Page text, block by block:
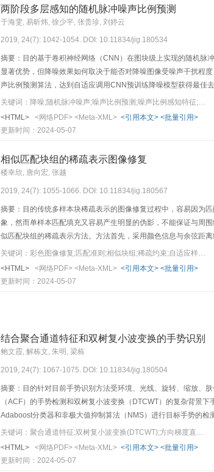
两阶段多层感知的随机脉冲噪声比例预测
于海雯, 易昕炜, 徐少平, 张贵珍, 刘婷云
2019, 24(7): 1042-1054. DOI: 10.11834/jig.180534
摘要：目的基于卷积神经网络（CNN）在图块级上实现的随机脉
显著优势，但降噪效果如何取决于能否对降噪图像受噪声干扰程
声比例预测算法，达到自适应调用CNN预训练降噪模型获得最佳
构成噪声图像集合；其次，基于视觉码本（visual codebook）采
冲噪声干扰程度的特征值构成特征矢量；再次，将从噪声图像
比例预测模型，实现从特征矢量到噪声比例值的映射（预测）；
本文算法在大多数噪声比例下的预测误差小于2%，降噪效果（
仅需3 s左右。结论本文提出的RVIN噪声比例预测算法在各个噪
关键词：降噪;随机脉冲噪声;噪声比例预测;噪声比例感知特征;多层感知网络;计算效率
<HTML>
<网络PDF> <Meta-XML> <引用本文> <批量引用>
更新时间：2024-05-07
相似匹配块组的稀疏表示图像修复
楼幸欣, 唐向宏, 张越
2019, 24(7): 1055-1066. DOI: 10.11834/jig.180567
摘要：目的传统多样本块稀疏表示的图像修复过程中，容易因为
象，然而单样本匹配填充又容易产生明显的伪影，不能保证与周
似匹配块组的稀疏表示方法。方法首先，采用颜色信息与余弦距
的匹配块组；然后，在稀疏重构过程中，同时考虑已知信息和估
以此来增强筛选匹配块的能力，减少纹理模糊现象；最后，根
过程中的错误传播现象。结果实验结果表明，本文算法改善了在
关键词：彩色图像修复;匹配准则;相似块组;稀疏约束;自适应样本块大小
<HTML>
<网络PDF> <Meta-XML> <引用本文> <批量引用>
更新时间：2024-05-07
结合聚合通道特征和双树复小波变换的手势识别
鲍文霞, 解栋文, 朱明, 梁栋
2019, 24(7): 1067-1075. DOI: 10.11834/jig.180504
摘要：目的针对目前手势识别方法受环境、光线、旋转、缩放、
（ACF）的手势检测和双树复小波变换（DTCWT）的复杂背景
Adaboost分类器和非极大值抑制算法（NMS）进行目标手势的检
块分别提取方向梯度直方图（HOG）和局部二值模式（LBP）特
别。结果选取多个场景、多个对象、不同角度和距离的图像作
HOG特征手势识别、类-Hausdorff距离的手势识别算法进行了实
<HTML>
<网络PDF> <Meta-XML> <引用本文> <批量引用>
更新时间：2024-05-07